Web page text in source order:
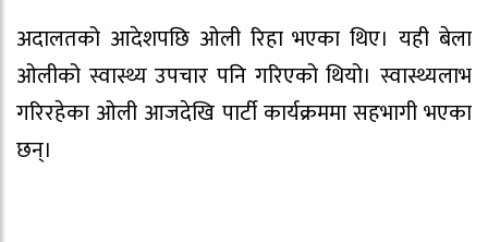
अदालतको आदेशपछि ओली रिहा भएका थिए। यही बेला
ओलीको स्वास्थ्य उपचार पनि गरिएको थियो। स्वास्थ्यलाभ
गरिरहेका ओली आजदेखि पार्टी कार्यक्रममा सहभागी भएका
छन्।